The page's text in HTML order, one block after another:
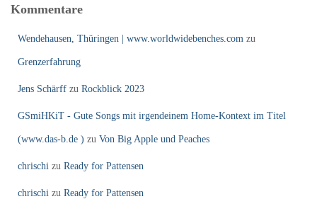
Kommentare
Wendehausen, Thüringen | www.worldwidebenches.com zu
Grenzerfahrung
Jens Schärff zu Rockblick 2023
GSmiHKiT - Gute Songs mit irgendeinem Home-Kontext im Titel
(www.das-b.de ) zu Von Big Apple und Peaches
chrischi zu Ready for Pattensen
chrischi zu Ready for Pattensen